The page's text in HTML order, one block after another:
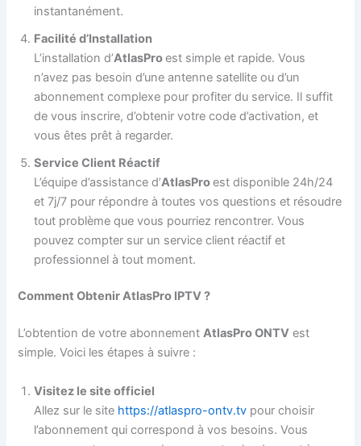
instantanément.
Facilité d’Installation
L’installation d’AtlasProest simple et rapide. Vous
n’avez pas besoin d’une antenne satellite ou d’un
abonnement complexe pour profiter du service. Il suffit
de vous inscrire, d’obtenir votre code d’activation, et
vous êtes prêt à regarder.
Service Client Réactif
L’équipe d’assistance d’AtlasProest disponible 24h/24
et 7j/7 pour répondre à toutes vos questions et résoudre
tout problème que vous pourriez rencontrer. Vous
pouvez compter sur un service client réactif et
professionnel à tout moment.
Comment Obtenir AtlasPro IPTV ?
L’obtention de votre abonnementAtlasPro ONTV est
simple. Voici les étapes à suivre :
Visitez le site officiel
Allez sur le site https://atlaspro-ontv.tv pour choisir
l’abonnement qui correspond à vos besoins. Vous